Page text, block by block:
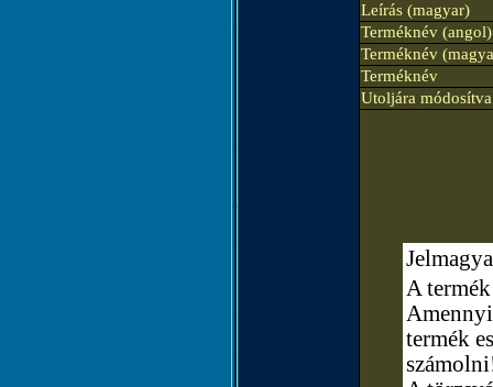
Leírás (magyar)
Terméknév (angol)
Terméknév
Terméknév
Utoljára
A
termék